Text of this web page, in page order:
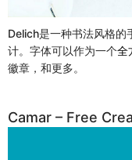
Delich是一种书法风格的
计。字体可以作为一个全
徽章，和更多。
Camar – Free